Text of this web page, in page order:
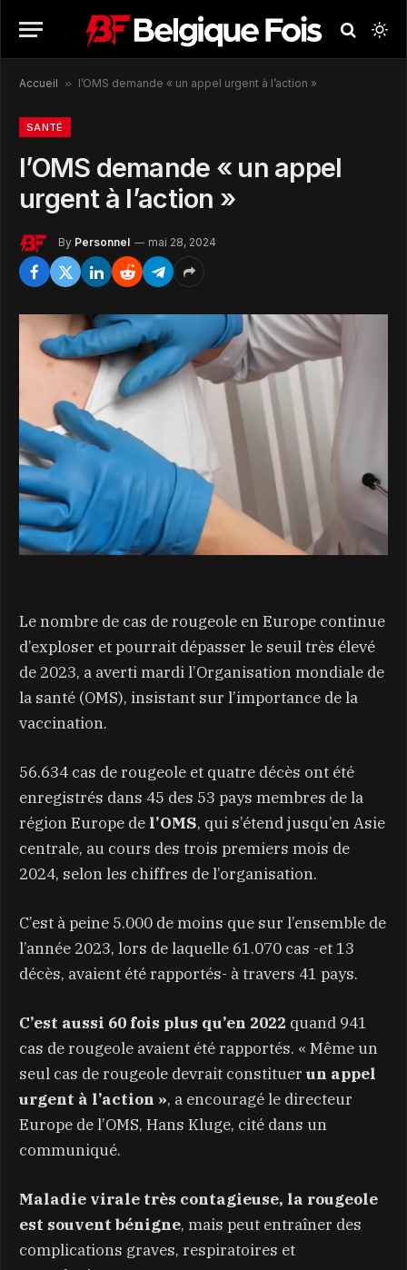
Accueil » l’OMS demande « un appel urgent à l’action »
SANTÉ
l’OMS demande « un appel
urgent à l’action »
By Personnel mai 28, 2024
Le nombre de cas de rougeole en Europe continue
d’exploser et pourrait dépasser le seuil très élevé
de 2023, a averti mardi l’Organisation mondiale de
la santé (OMS), insistant sur l’importance de la
vaccination.
56.634 cas de rougeole et quatre décès ont été
enregistrés dans 45 des 53 pays membres de la
région Europe de l’OMS, qui s’étend jusqu’en Asie
centrale, au cours des trois premiers mois de
2024, selon les chiffres de l’organisation.
C’est à peine 5.000 de moins que sur l’ensemble de
l’année 2023, lors de laquelle 61.070 cas -et 13
décès, avaient été rapportés- à travers 41 pays.
C’est aussi 60 fois plus qu’en 2022 quand 941
cas de rougeole avaient été rapportés. « Même un
seul cas de rougeole devrait constituer un appel
urgent à l’action », a encouragé le directeur
Europe de l’OMS, Hans Kluge, cité dans un
communiqué.
Maladie virale très contagieuse, la rougeole
est souvent bénigne, mais peut entraîner des
complications graves, respiratoires et